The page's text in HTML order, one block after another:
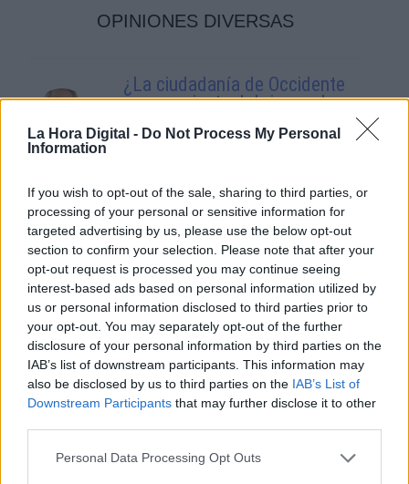
La Hora Digital - Do Not Process My Personal
Information
If you wish to opt-out of the sale, sharing to third parties, or
processing of your personal or sensitive information for
targeted advertising by us, please use the below opt-out
section to confirm your selection. Please note that after your
opt-out request is processed you may continue seeing
interest-based ads based on personal information utilized by
us or personal information disclosed to third parties prior to
your opt-out. You may separately opt-out of the further
disclosure of your personal information by third parties on the
IAB’s list of downstream participants. This information may
also be disclosed by us to third parties on the IAB’s List of
Downstream Participants that may further disclose it to other
Personal Data Processing Opt Outs
OPINIONES DIVERSAS
¿La ciudadanía de Occidente
es consciente del riesgo de
Por
Álvaro Frutos Rosado y Gabinete
Suelta y confía
Por María Comesaña
Votantes y votados
Por Juan Manuel Beltrán
El Conflicto de Oriente Medio:
Un Nuevo Orden Autoritario
en Construcción